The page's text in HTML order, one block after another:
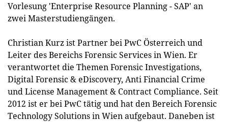
Vorlesung 'Enterprise Resource Planning - SAP' an
zwei Masterstudiengängen.
Christian Kurz ist Partner bei PwC Österreich und
Leiter des Bereichs Forensic Services in Wien. Er
verantwortet die Themen Forensic Investigations,
Digital Forensic & eDiscovery, Anti Financial Crime
und License Management & Contract Compliance. Seit
2012 ist er bei PwC tätig und hat den Bereich Forensic
Technology Solutions in Wien aufgebaut. Daneben ist